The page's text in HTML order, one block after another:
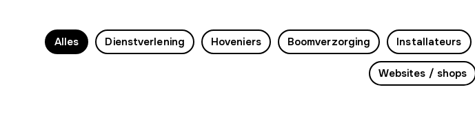
Alles Dienstverlening Hoveniers Boomverzorging Installateurs
Websites / shops